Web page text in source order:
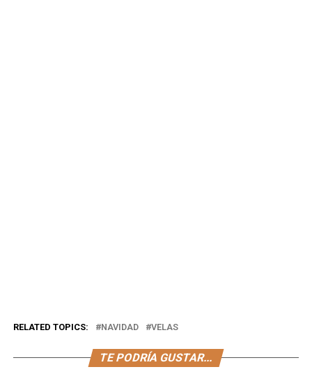
RELATED TOPICS: NAVIDAD VELAS
TE PODRÍA GUSTAR...